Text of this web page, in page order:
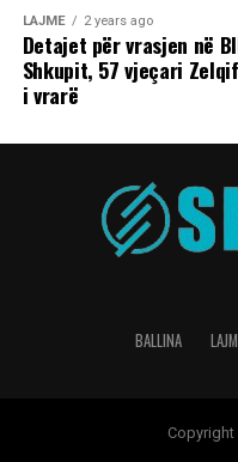
LAJME 2 years ago
Detajet për vrasjen në
Shkupit, 57 vjeçari
i vrarë
BALLINA
Copyright